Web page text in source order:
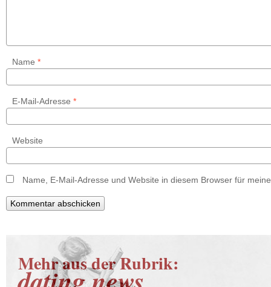
Name *
E-Mail-Adresse *
Website
Name, E-Mail-Adresse und Website in diesem Browser für
Mehr aus der Rubrik: